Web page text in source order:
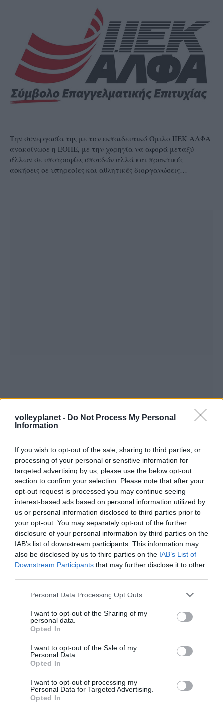
volleyplanet - Do Not Process My Personal
Information
If you wish to opt-out of the sale, sharing to third parties, or
processing of your personal or sensitive information for
targeted advertising by us, please use the below opt-out
section to confirm your selection. Please note that after your
opt-out request is processed you may continue seeing
interest-based ads based on personal information utilized by
us or personal information disclosed to third parties prior to
your opt-out. You may separately opt-out of the further
disclosure of your personal information by third parties on the
IAB’s list of downstream participants. This information may
also be disclosed by us to third parties on the IAB’s List of
Downstream Participants that may further disclose it to other
Please note that this website/app uses one or more Google
not limited to your visit or usage behaviour. You may click to
grant or deny consent to Google and its third-party tags to
use your data for below specified purposes in below Google
consent section.
Personal Data Processing Opt Outs
I want to opt-out of the Sharing of my
personal data.
Opted In
I want to opt-out of the Sale of my
Personal Data.
Opted In
I want to opt-out of processing my
Personal Data for Targeted Advertising.
Opted In
Την συνεργασία της με τον εκπαιδευτικό Όμιλο ΙΙΕΚ ΑΛΦΑ
ανακοίνωσε η ΕΟΠΕ, με την χορηγία να αφορά μεταξύ
άλλων σε υποτροφίες σπουδών αλλά και πρακτικές
ασκήσεις σε υπηρεσίες και αθλητικές διοργανώσεις…